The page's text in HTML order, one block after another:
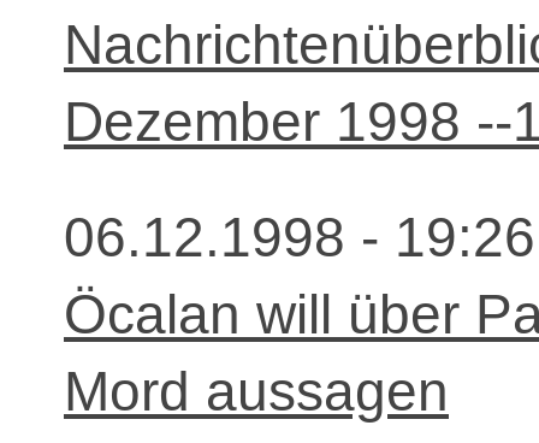
Dezember 1998 --
06.12.1998 -
Öcalan will über
Mord aussagen